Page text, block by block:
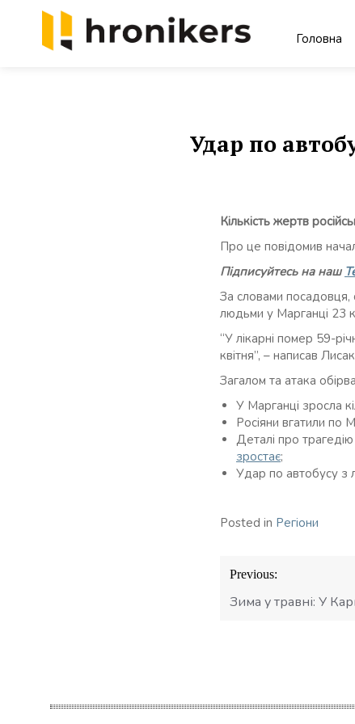
Головна
Удар по
Кількість жертв
Про це повідомив
Підписуйтесь на наш
За словами
людьми у Марганці 23
“У лікарні помер 59-
квітня”, – написав
Загалом та атака
У Марганці зросла
Росіяни вгатили по
Деталі про
зростає;
Удар по автобусу з
Posted in Регіони
Навігація
записів
Previous:
Зима у травні: У